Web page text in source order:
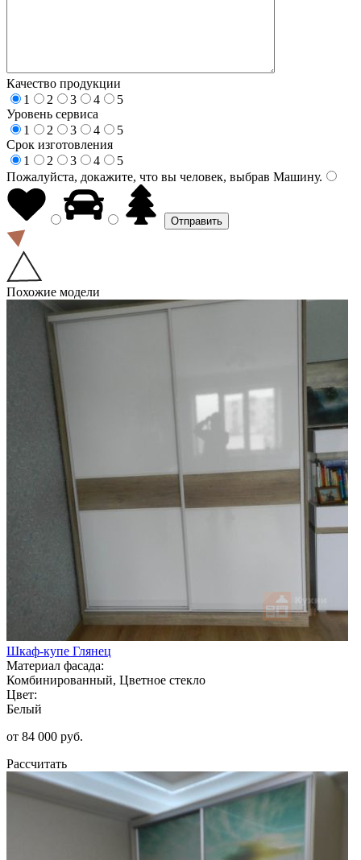
Качество продукции
1
2 3 4
5
Уровень сервиса
1
2 3 4
5
Срок изготовления
1
2 3 4
5
Пожалуйста, докажите, что вы человек, выбрав Машину.
Похожие модели
Шкаф-купе Глянец
Материал фасада:
Комбинированный, Цветное стекло
Цвет:
Белый
от 84 000 руб.
Рассчитать